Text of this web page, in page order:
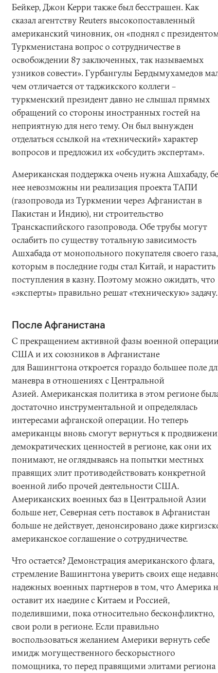
Бейкер, Джон Керри также был бесстрашен. Как
сказал агентству Reuters высокопоставленный
американский чиновник, он «поднял с
Туркменистана вопрос о сотрудничестве в
освобождении 87 заключенных, так называемых
узников совести». Гурбангулы Бердымухамедов
чем отличается от таджикского коллеги –
туркменский президент давно не слышал прямых
обращений со стороны иностранных гостей на
неприятную для него тему. Он был вынужден
отделаться ссылкой на «технический» характер
вопросов и предложил их «обсудить экспертам».
Американская поддержка очень нужна Ашхабаду,
нее невозможны ни реализация проекта ТАПИ
(газопровода из Туркмении через Афганистан в
Пакистан и Индию), ни строительство
Транскаспийского газопровода. Обе трубы могут
ослабить по существу тотальную зависимость
Ашхабада от монопольного покупателя своего газа,
которым в последние годы стал Китай, и нарастить
поступления в казну. Поэтому можно ожидать, что
«эксперты» правильно решат «техническую» задачу.
После Афганистана
С прекращением активной фазы военной
США и их союзников в Афганистане
для Вашингтона откроется гораздо большее поле
маневра в отношениях с Центральной
Азией. Американская политика в этом регионе
достаточно инструментальной и определялась
интересами афганской операции. Но теперь
американцы вновь смогут вернуться к
демократических ценностей в регионе, как они их
понимают, не оглядываясь на попытки местных
правящих элит противодействовать конкретной
военной либо прочей деятельности США.
Американских военных баз в Центральной Азии
больше нет, Северная сеть поставок в Афганистан
больше не действует, денонсировано даже
американское соглашение о сотрудничестве.
Что остается? Демонстрация американского флага,
стремление Вашингтона уверить своих еще
надежных военных партнеров в том, что Америка
оставит их наедине с Китаем и Россией,
поделившими, пока относительно бесконфликтно,
свои роли в регионе. Если правильно
воспользоваться желанием Америки вернуть себе
имидж могущественного бескорыстного
помощника, то перед правящими элитами региона